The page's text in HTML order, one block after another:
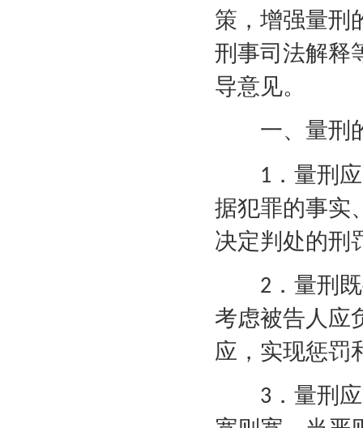
策，增强量刑
刑事司法解释
导意见。
一、量刑
1 ．量刑
据犯罪的事实
决定判处的刑
2 ．量刑
考虑被告人应
应，实现惩罚
3 ．量刑